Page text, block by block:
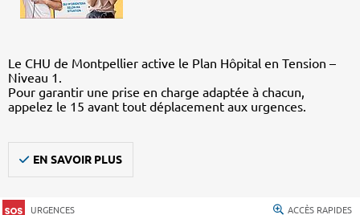
Le CHU de Montpellier active le Plan Hôpital en Tension –
Niveau 1.
Pour garantir une prise en charge adaptée à chacun,
appelez le 15 avant tout déplacement aux urgences.
EN SAVOIR PLUS
URGENCES ACCÈS RAPIDES